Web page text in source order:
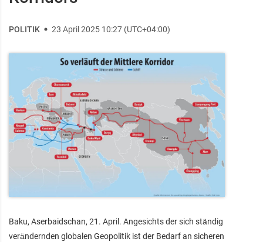
POLITIK 23 April 2025 10:27 (UTC+04:00)
Baku, Aserbaidschan, 21. April. Angesichts der sich ständig
verändernden globalen Geopolitik ist der Bedarf an sicheren